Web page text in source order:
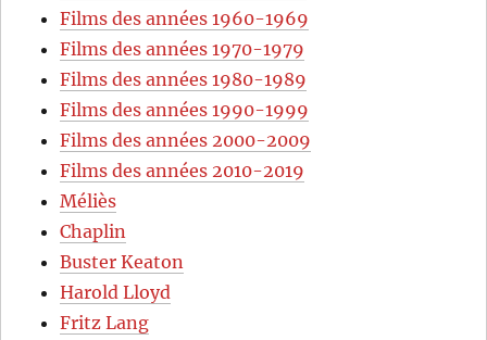
Films des années 1960-1969
Films des années 1970-1979
Films des années 1980-1989
Films des années 1990-1999
Films des années 2000-2009
Films des années 2010-2019
Méliès
Chaplin
Buster Keaton
Harold Lloyd
Fritz Lang